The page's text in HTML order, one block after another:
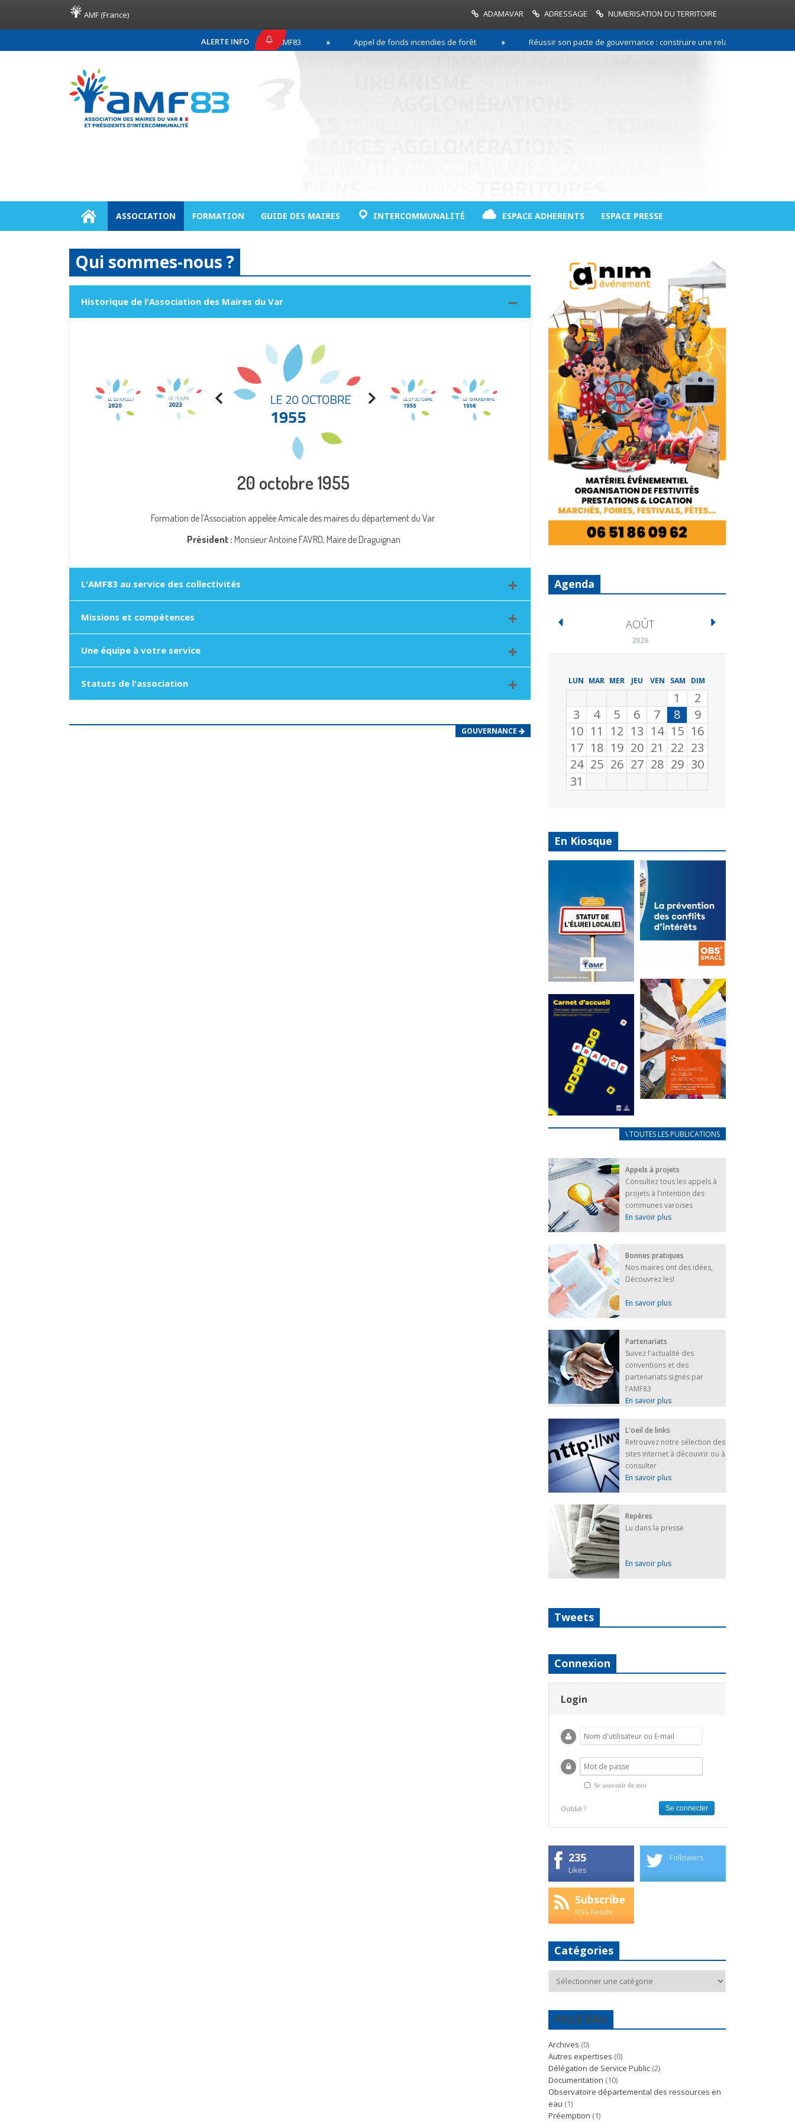
AMF (France) ADAMAVAR ADRESSAGE NUMERISATION DU TERRITOIRE
ALERTE INFO
COMMUNIQUÉ DE PRESSE AMF83 Appel de fonds incendies de forêt Réussir son pacte de gouvernance : construire une relation de confiance entre
ASSOCIATION FORMATION GUIDE DES MAIRES INTERCOMMUNALITÉ ESPACE ADHERENTS ESPACE PRESSE
Qui sommes-nous ?
Historique de l'Association des Maires du Var
20 octobre 1955
Formation de l’Association appelée Amicale des maires du département du Var.
Président : Monsieur Antoine FAVRO, Maire de Draguignan
L'AMF83 au service des collectivités
Missions et compétences
Une équipe à votre service
Statuts de l'association
GOUVERNANCE
Agenda
AOÛT
2026
LUN MAR MER JEU VEN SAM DIM
1
2
3
4 5 6 7 8
9
10 11 12 13 14 15 16
17 18 19 20 21 22 23
24 25 26 27 28 29 30
31
En Kiosque
Statut de
l’élu local
Mise à jour avril
2024
FEUILLETER
La
prévention
des conflits
d’intérêts
18 septembre 2023
FEUILLETER
au coeur de
nos actions
FEUILLETER
FRANÇAIS/UKRAINIEN
25 avril 2022
Afin
d’accompagner
au mieux les
réfugiés
ukrainiens arrivés
en France,...
FEUILLETER
\ TOUTES LES PUBLICATIONS
Appels à projets
Consultez tous les appels à
projets à l'intention des
communes varoises
En savoir plus
Bonnes pratiques
Nos maires ont des idées,
Découvrez les!
En savoir plus
Partenariats
Suivez l'actualité des
conventions et des
partenariats signés par
l'AMF83
En savoir plus
L'oeil de links
Retrouvez notre sélection des
sites internet à découvrir ou à
consulter
En savoir plus
Repères
Lu dans la presse
En savoir plus
Tweets
Connexion
Login
Se souvenir de moi
Oublié ?
235
Likes
Followers
Subscribe
RSS Feeds
Catégories
POLE EAU
Archives (0)
Autres expertises (0)
Délégation de Service Public (2)
Documentation (10)
Observatoire départemental des ressources en
eau (1)
Préemption (1)